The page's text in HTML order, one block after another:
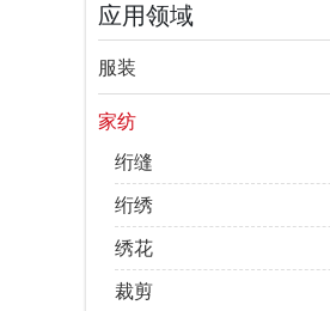
应用领域
服装
家纺
绗缝
绗绣
绣花
裁剪